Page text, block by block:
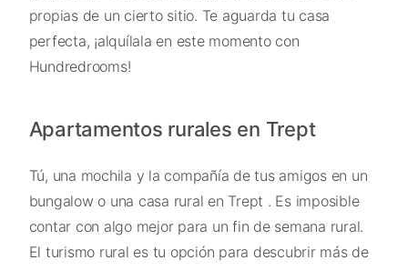
propias de un cierto sitio. Te aguarda tu casa
perfecta, ¡alquílala en este momento con
Hundredrooms!
Apartamentos rurales en Trept
Tú, una mochila y la compañía de tus amigos en un
bungalow o una casa rural en Trept . Es imposible
contar con algo mejor para un fin de semana rural.
El turismo rural es tu opción para descubrir más de